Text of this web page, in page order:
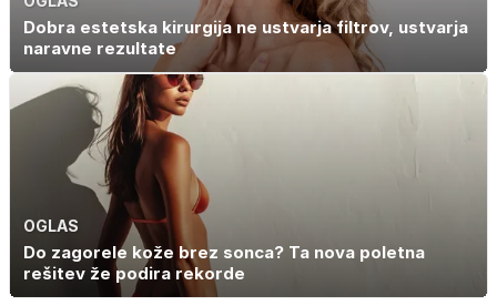
Dobra estetska kirurgija ne ustvarja filtrov, ustvarja
naravne rezultate
OGLAS
Do zagorele kože brez sonca? Ta nova poletna
rešitev že podira rekorde